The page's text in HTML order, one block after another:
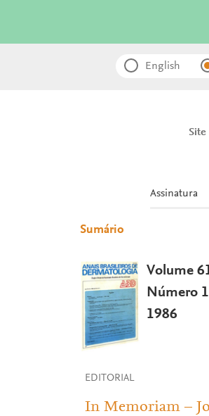
English
Assinatura
Sumário
Volume
Número 1
1986
EDITORIAL
In Memoriam –